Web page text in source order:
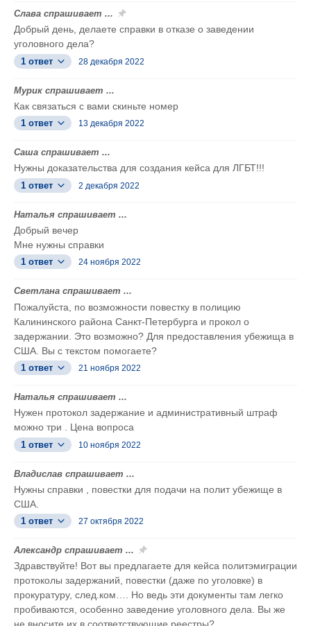
Слава спрашивает ...
Добрый день, делаете справки в отказе о заведении
уголовного дела?
1 ответ 28 декабря 2022
Мурик спрашивает ...
Как связаться с вами скиньте номер
1 ответ 13 декабря 2022
Саша спрашивает ...
Нужны доказательства для создания кейса для ЛГБТ!!!
1 ответ 2 декабря 2022
Наталья спрашивает ...
Добрый вечер
Мне нужны справки
1 ответ 24 ноября 2022
Светлана спрашивает ...
Пожалуйста, по возможности повестку в полицию
Калининского района Санкт-Петербурга и прокол о
задержании. Это возможно? Для предоставления убежища в
США. Вы с текстом помогаете?
1 ответ 21 ноября 2022
Наталья спрашивает ...
Нужен протокол задержание и административный штраф
можно три . Цена вопроса
1 ответ 10 ноября 2022
Владислав спрашивает ...
Нужны справки , повестки для подачи на полит убежище в
США.
1 ответ 27 октября 2022
Александр спрашивает ...
Здравствуйте! Вот вы предлагаете для кейса политэмиграции
протоколы задержаний, повестки (даже по уголовке) в
прокуратуру, след.ком…. Но ведь эти документы там легко
пробиваются, особенно заведение уголовного дела. Вы же